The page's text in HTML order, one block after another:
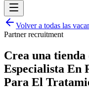
Volver a todas las
Partner recruitment
Crea una
Especialista En
Para El